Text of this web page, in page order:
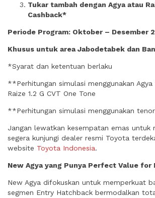
Tukar tambah dengan Agya atau
Cashback*
Periode Program: Oktober – Desember
Khusus untuk area Jabodetabek dan
*Syarat dan ketentuan berlaku
**Perhitungan simulasi menggunakan Agya
Raize 1.2 G CVT One Tone
**Perhitungan simulasi menggunakan
Jangan lewatkan kesempatan emas untuk
segera kunjungi dealer resmi Toyota
website Toyota Indonesia.
New Agya yang Punya Perfect Value for
New Agya difokuskan untuk memperkuat
segmen Entry Hatchback bermodalkan